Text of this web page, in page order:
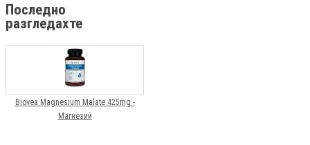
Последно
разгледахте
Biovea Magnesium Malate 425mg -
Магнезий